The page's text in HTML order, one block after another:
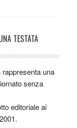
TESTATA
una
senza
editoriale ai